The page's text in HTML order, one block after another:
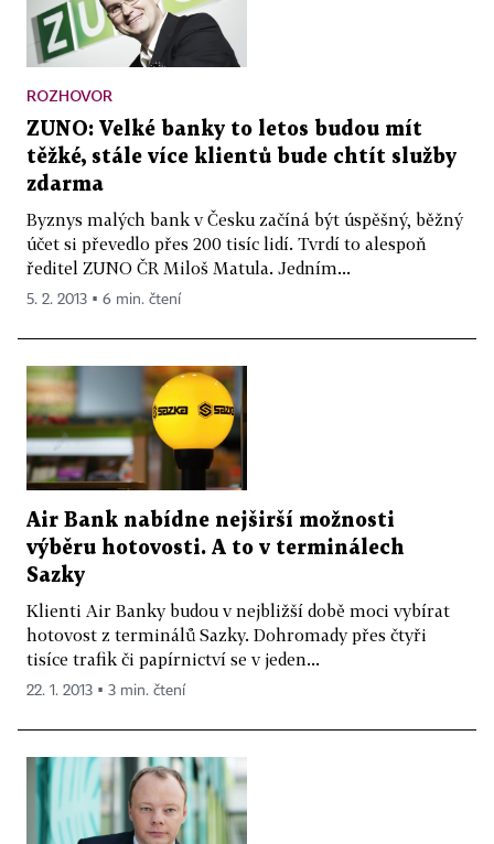
ROZHOVOR
ZUNO: Velké banky to letos budou mít
těžké, stále více klientů bude chtít služby
zdarma
Byznys malých bank v Česku začíná být úspěšný, běžný
účet si převedlo přes 200 tisíc lidí. Tvrdí to alespoň
ředitel ZUNO ČR Miloš Matula. Jedním...
5. 2. 2013 ▪ 6 min. čtení
Air Bank nabídne nejširší možnosti
výběru hotovosti. A to v terminálech
Sazky
Klienti Air Banky budou v nejbližší době moci vybírat
hotovost z terminálů Sazky. Dohromady přes čtyři
tisíce trafik či papírnictví se v jeden...
22. 1. 2013 ▪ 3 min. čtení